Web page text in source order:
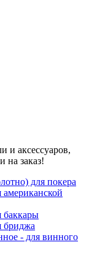
и аксессуаров,
на заказ!
для покера
баккары
бриджа
- для винного